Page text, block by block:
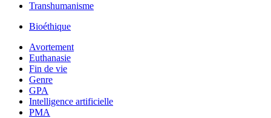
Transhumanisme
Bioéthique
Avortement
Euthanasie
Fin de vie
Genre
GPA
Intelligence artificielle
PMA